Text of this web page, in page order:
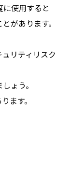
使用すると
があります。
リティリスク
ょう。
ます。